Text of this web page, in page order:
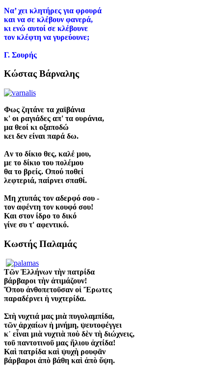
Να’χει κλητήρες για φρουρά
και να σε κλέβουν φανερά,
κι ενώ αυτοί σε κλέβουνε
τον κλέφτη να γυρεύουνε;
Γ. Σουρής
Κώστας Βάρναλης
Φως ζητάνε τα χαϊβάνια
κ' οι ραγιάδες απ' τα ουράνια,
μα θεοί κι οξαποδώ
κει δεν είναι παρά δω.
Aν το δίκιο θες, καλέ μου,
με το δίκιο του πολέμου
θα το βρείς. Oπού ποθεί
λεφτεριά, παίρνει σπαθί.
Mη χτυπάς τον αδερφό σου -
τον αφέντη τον κουφό σου!
Kαι στον ίδρο το δικό
γίνε συ τ' αφεντικό.
Κωστής Παλαμάς
Τῶν Ἑλλήνων τὴν πατρίδα
βάρβαροι τὴν ἀτιμάζουν!
Ὅπου ἀνθοπετοῦσαν οἱ Ἔρωτες
παραδέρνει ἡ νυχτερίδα.
Στὴ νυχτιά μας μιὰ πυγολαμπίδα,
τῶν ἀρχαίων ἡ μνήμη, ψευτοφέγγει
κ᾿ εἶναι μιὰ νυχτιὰ ποὺ δὲν τὴ διώχνεις,
τοῦ παντοτινοῦ μας ἥλιου ἀχτίδα!
Καὶ πατρίδα καὶ ψυχὴ ρουφᾶν
βάρβαροι ἀπὸ βάθη καὶ ἀπὸ ὕψη.